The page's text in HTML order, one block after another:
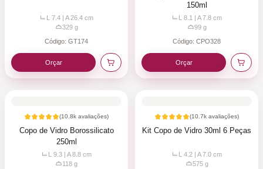
L 7.4 | A 26.4 cm
329g
Código: GT174
Orçar
150ml
L 8.1 | A 7.8 cm
99g
Código: CPO328
Orçar
(10.8k avaliações)
Copo de Vidro Borossilicato
250ml
L 9.3 | A 8.8 cm
118 g
(10.7k avaliações)
Kit Copo de Vidro 30ml 6 Peças
L 4.2 | A 7.0 cm
575g